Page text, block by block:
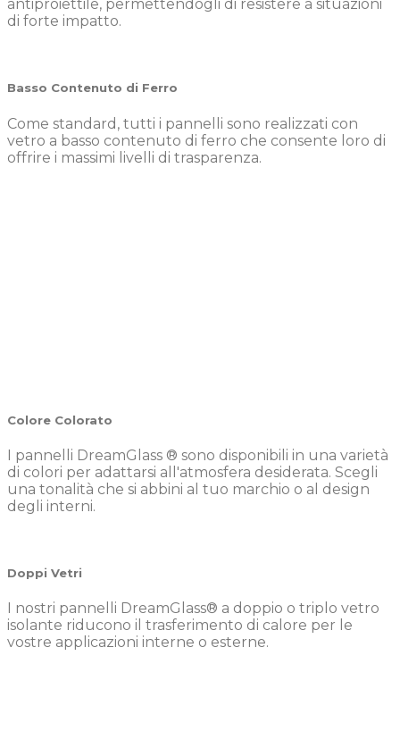
antiproiettile, permettendogli di resistere a situazioni
di forte impatto.
Basso Contenuto di Ferro
Come standard, tutti i pannelli sono realizzati con
vetro a basso contenuto di ferro che consente loro di
offrire i massimi livelli di trasparenza.
Colore Colorato
I pannelli DreamGlass ® sono disponibili in una varietà
di colori per adattarsi all'atmosfera desiderata. Scegli
una tonalità che si abbini al tuo marchio o al design
degli interni.
Doppi Vetri
I nostri pannelli DreamGlass® a doppio o triplo vetro
isolante riducono il trasferimento di calore per le
vostre applicazioni interne o esterne.